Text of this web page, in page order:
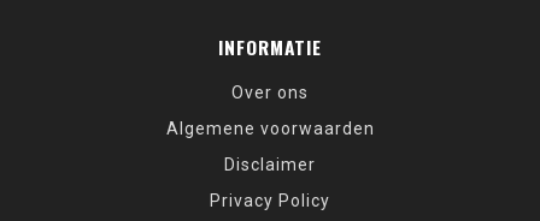
INFORMATIE
Over ons
Algemene voorwaarden
Disclaimer
Privacy Policy